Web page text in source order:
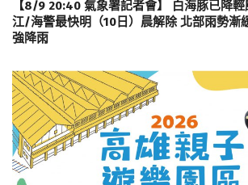
【8/9 20:40 氣象署記者會】 白海豚已降
江/海警最快明（10日）晨解除 北部雨勢漸
強降雨